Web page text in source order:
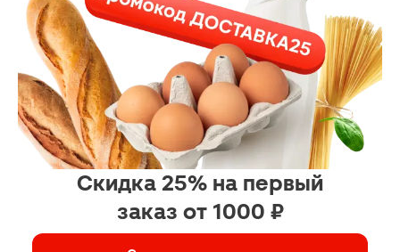
Скидка 25% на первый
заказ от 1000 ₽